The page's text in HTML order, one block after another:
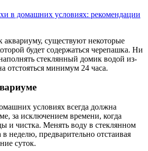
в домашних условиях: рекомендации
существуют некоторые
будет содержаться черепашка. Ни
стеклянный домик водой из-
отстояться минимум 24 часа.
условиях всегда должна
за исключением времени, когда
и чистка. Менять воду в стеклянном
в неделю, предварительно отстаивая
суток.